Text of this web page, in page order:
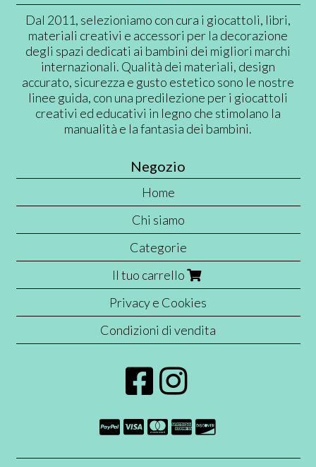
Dal 2011, selezioniamo con cura i giocattoli, libri,
materiali creativi e accessori per la decorazione
degli spazi dedicati ai bambini dei migliori marchi
internazionali. Qualità dei materiali, design
accurato, sicurezza e gusto estetico sono le nostre
linee guida, con una predilezione per i giocattoli
creativi ed educativi in legno che stimolano la
manualità e la fantasia dei bambini.
Negozio
Home
Chi siamo
Categorie
Il tuo carrello
Privacy e Cookies
Condizioni di vendita